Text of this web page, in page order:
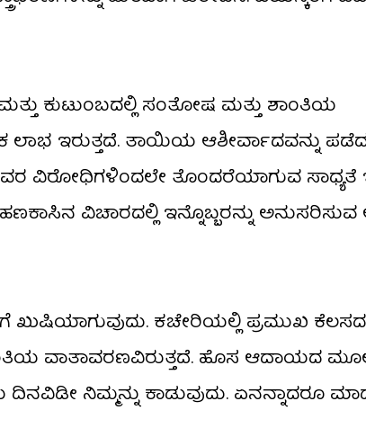
ಕುಟುಂಬದಲ್ಲಿ ಸಂತೋಷ ಮತ್ತು ಶಾಂತಿಯ
ಇರುತ್ತದೆ. ತಾಯಿಯ ಆಶೀರ್ವಾದವನ್ನು
ವಿರೋಧಿಗಳಿಂದಲೇ ತೊಂದರೆಯಾಗುವ ಸಾಧ್ಯತೆ
ಹಣಕಾಸಿನ ವಿಚಾರದಲ್ಲಿ ಇನ್ನೊಬ್ಬರನ್ನು
ಕಚೇರಿಯಲ್ಲಿ ಪ್ರಮುಖ ಕೆಲಸದ
ವಾತಾವರಣವಿರುತ್ತದೆ. ಹೊಸ ಆದಾಯದ
ನಿಮ್ಮನ್ನು ಕಾಡುವುದು. ಏನನ್ನಾದರೂ